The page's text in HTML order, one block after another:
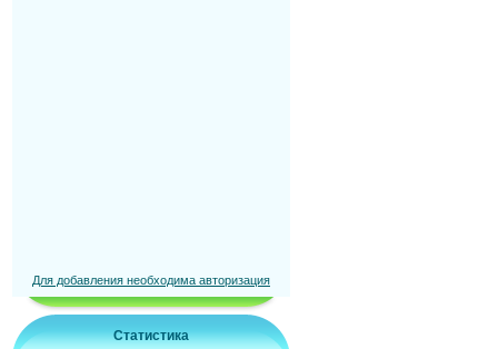
Для добавления необходима авторизация
Статистика